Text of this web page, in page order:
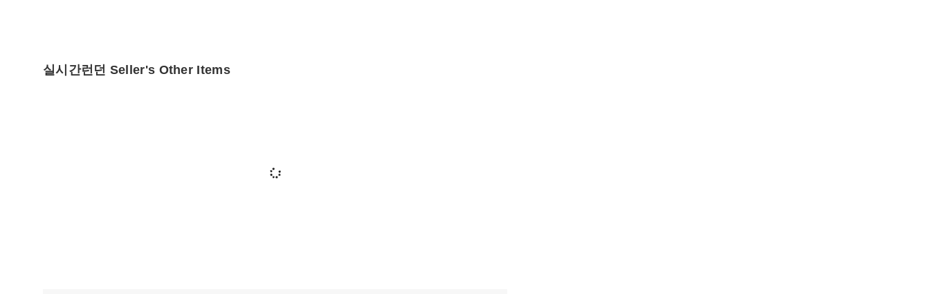
실시간런던 Seller's Other Items